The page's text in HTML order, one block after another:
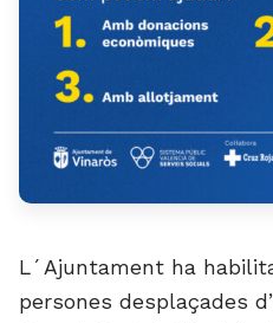
L´Ajuntament ha
persones desplaçades